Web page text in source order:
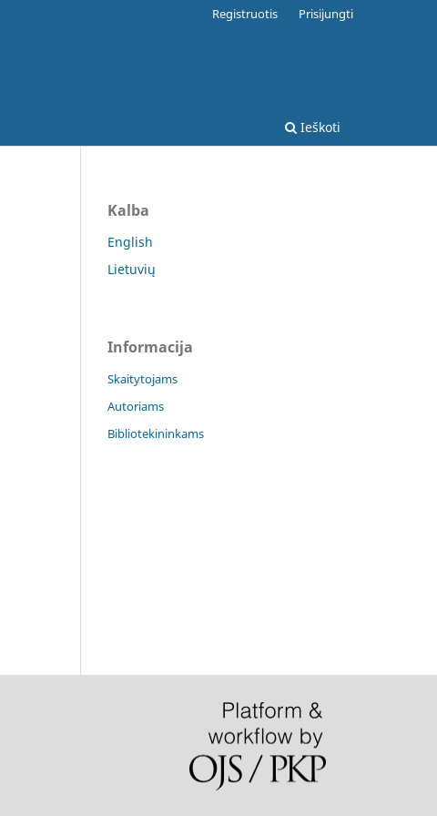
Ieškoti
Registruotis Prisijungti
Kalba
English
Lietuvių
Informacija
Skaitytojams
Autoriams
Bibliotekininkams